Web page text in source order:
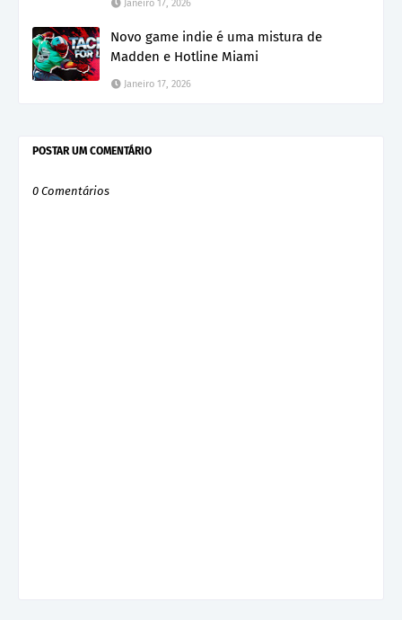
Janeiro 17, 2026
Novo game indie é uma mistura de
Madden e Hotline Miami
Janeiro 17, 2026
POSTAR UM COMENTÁRIO
0 Comentários